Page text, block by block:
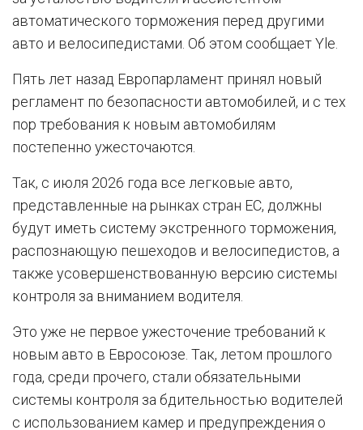
автоматического торможения перед другими
авто и велосипедистами. Об этом сообщает Yle.
Пять лет назад Европарламент принял новый
регламент по безопасности автомобилей, и с тех
пор требования к новым автомобилям
постепенно ужесточаются.
Так, с июля 2026 года все легковые авто,
представленные на рынках стран ЕС, должны
будут иметь систему экстренного торможения,
распознающую пешеходов и велосипедистов, а
также усовершенствованную версию системы
контроля за вниманием водителя.
Это уже не первое ужесточение требований к
новым авто в Евросоюзе. Так, летом прошлого
года, среди прочего, стали обязательными
системы контроля за бдительностью водителей
с использованием камер и предупреждения о